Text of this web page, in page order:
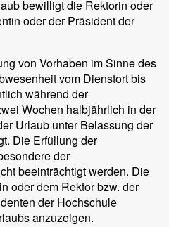
bewilligt die Rektorin oder
oder der Präsident der
von Vorhaben im Sinne des
vom Dienstort bis
während der
Wochen halbjährlich in der
Urlaub unter Belassung der
Die Erfüllung der
der
beeinträchtigt werden. Die
oder dem Rektor bzw. der
der Hochschule
anzuzeigen.